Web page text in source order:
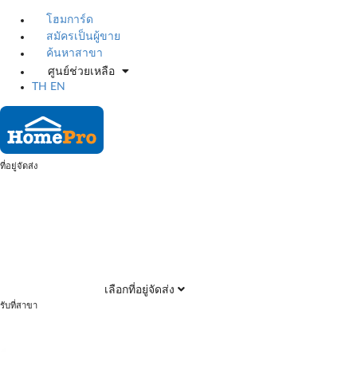
โฮมการ์ด
สมัครเป็นผู้ขาย
ค้นหาสาขา
ศูนย์ช่วยเหลือ
TH
EN
ที่อยู่จัดส่ง
เลือกที่อยู่จัดส่ง
รับที่สาขา